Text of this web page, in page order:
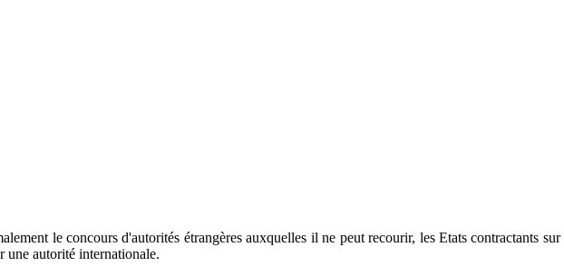
le concours d'autorités étrangères auxquelles il ne peut recourir, les Etats contractants
une autorité internationale.